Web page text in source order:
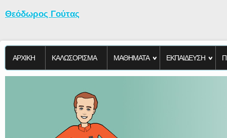
Θεόδωρος Γούτας
ΑΡΧΙΚΗ KΑΛΩΣΟΡΙΣΜΑ ΜΑΘΗΜΑΤΑ ΕΚΠΑΙΔΕΥΣΗ